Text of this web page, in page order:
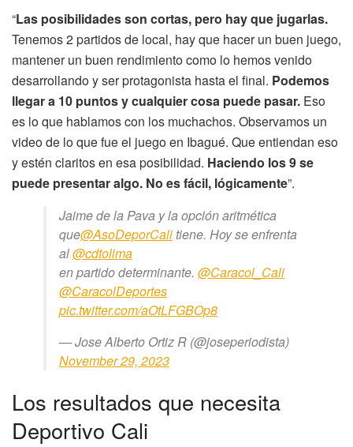
“Las posibilidades son cortas, pero hay que jugarlas.
Tenemos 2 partidos de local, hay que hacer un buen juego,
mantener un buen rendimiento como lo hemos venido
desarrollando y ser protagonista hasta el final. Podemos
llegar a 10 puntos y cualquier cosa puede pasar. Eso
es lo que hablamos con los muchachos. Observamos un
video de lo que fue el juego en Ibagué. Que entiendan eso
y estén claritos en esa posibilidad. Haciendo los 9 se
puede presentar algo. No es fácil, lógicamente”.
Jaime de la Pava y la opción aritmética
que@AsoDeporCali tiene. Hoy se enfrenta
al@cdtolima
en partido determinante. @Caracol_Cali
@CaracolDeportes
pic.twitter.com/aOtLFGBOp8
— Jose Alberto Ortiz R (@joseperiodista)
November 29, 2023
Los resultados que necesita
Deportivo Cali